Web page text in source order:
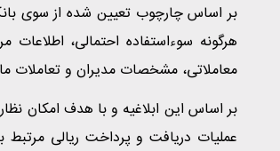
بر اساس چارچوب تعیین شده از سوی
هرگونه سوءاستفاده احتمالی، اطلاعات
معاملاتی، مشخصات مدیران و تعاملات
بر اساس این ابلاغیه و با هدف امکان
عملیات دریافت و پرداخت ریالی